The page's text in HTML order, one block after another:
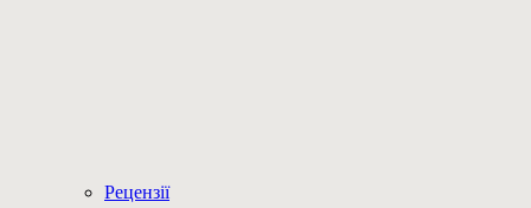
Рецензії